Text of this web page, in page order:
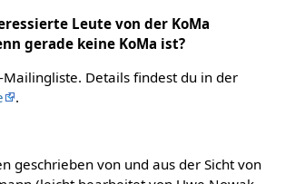
Leute von der KoMa
gerade keine KoMa ist?
Mailingliste. Details findest du in der
.
geschrieben von und aus der Sicht von